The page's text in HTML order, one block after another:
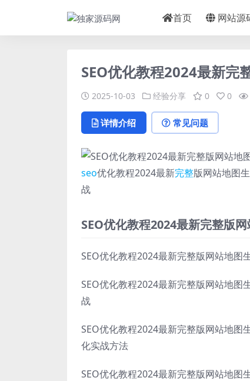
首页 网站源
SEO优化教程2024最新完
2025-10-03 经验分享 0 0
详情介绍 常见问题
seo优化教程2024最新完整版网站地图
战
SEO优化教程2024最新完整版
SEO优化教程2024最新完整版网站地图
SEO优化教程2024最新完整版网站地图
战
SEO优化教程2024最新完整版网站地图
化实战方法
SEO优化教程2024最新完整版网站地图